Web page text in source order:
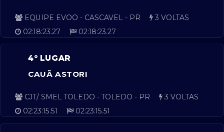
EQUIPE EVOO - CASCAVEL - PR
3 VOLTAS
02:18:23.27
02:18:23.27
4º LUGAR
CAUÃ ASTORI
CJT/ SMEL TOLEDO - TOLEDO - PR
3 VOLTAS
02:23:15.51
02:23:15.51